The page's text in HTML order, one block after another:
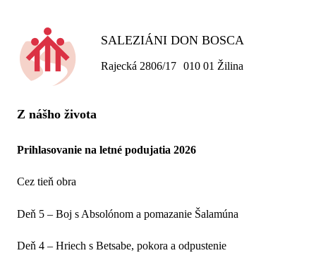
SALEZIÁNI DON BOSCA
Rajecká 2806/17 010 01 Žilina
Z nášho života
Prihlasovanie na letné podujatia 2026
Cez tieň obra
Deň 5 – Boj s Absolónom a pomazanie Šalamúna
Deň 4 – Hriech s Betsabe, pokora a odpustenie